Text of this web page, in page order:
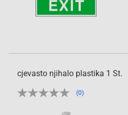
cjevasto njihalo plastika 1 St.
(0)